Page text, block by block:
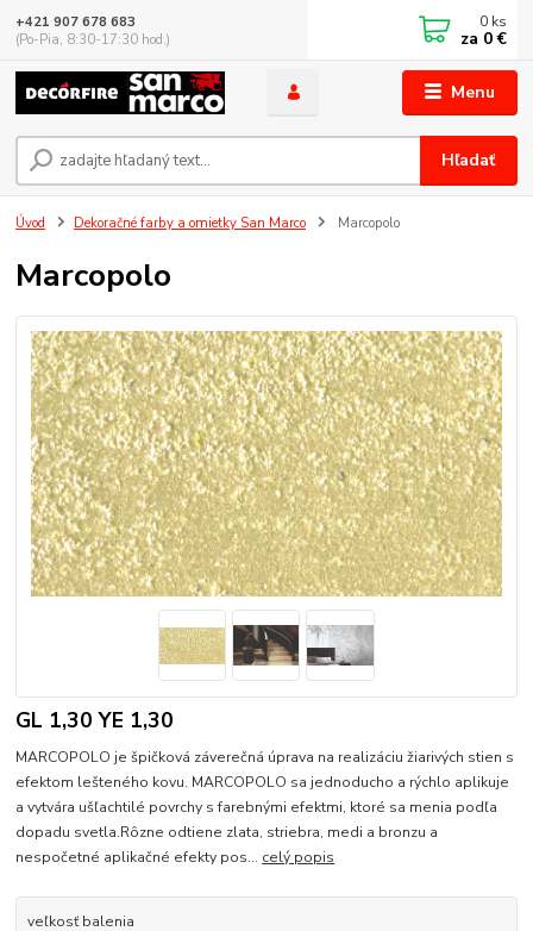
Menu
Hľadať
+421 907 678 683
(Po-Pia, 8:30-17:30 hod.)
0 ks
za 0 €
Úvod Dekoračné farby a omietky San Marco Marcopolo
Marcopolo
GL 1,30 YE 1,30
MARCOPOLO je špičková záverečná úprava na realizáciu žiarivých stien s
efektom lešteného kovu. MARCOPOLO sa jednoducho a rýchlo aplikuje
a vytvára ušľachtilé povrchy s farebnými efektmi, ktoré sa menia podľa
dopadu svetla.Rôzne odtiene zlata, striebra, medi a bronzu a
nespočetné aplikačné efekty pos... celý popis
veľkosť balenia